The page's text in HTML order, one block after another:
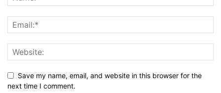
Save my name, email, and website in this browser for the
next time I comment.